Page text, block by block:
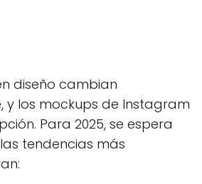
diseño cambian
y los mockups de Instagram
Para 2025, se espera
tendencias más